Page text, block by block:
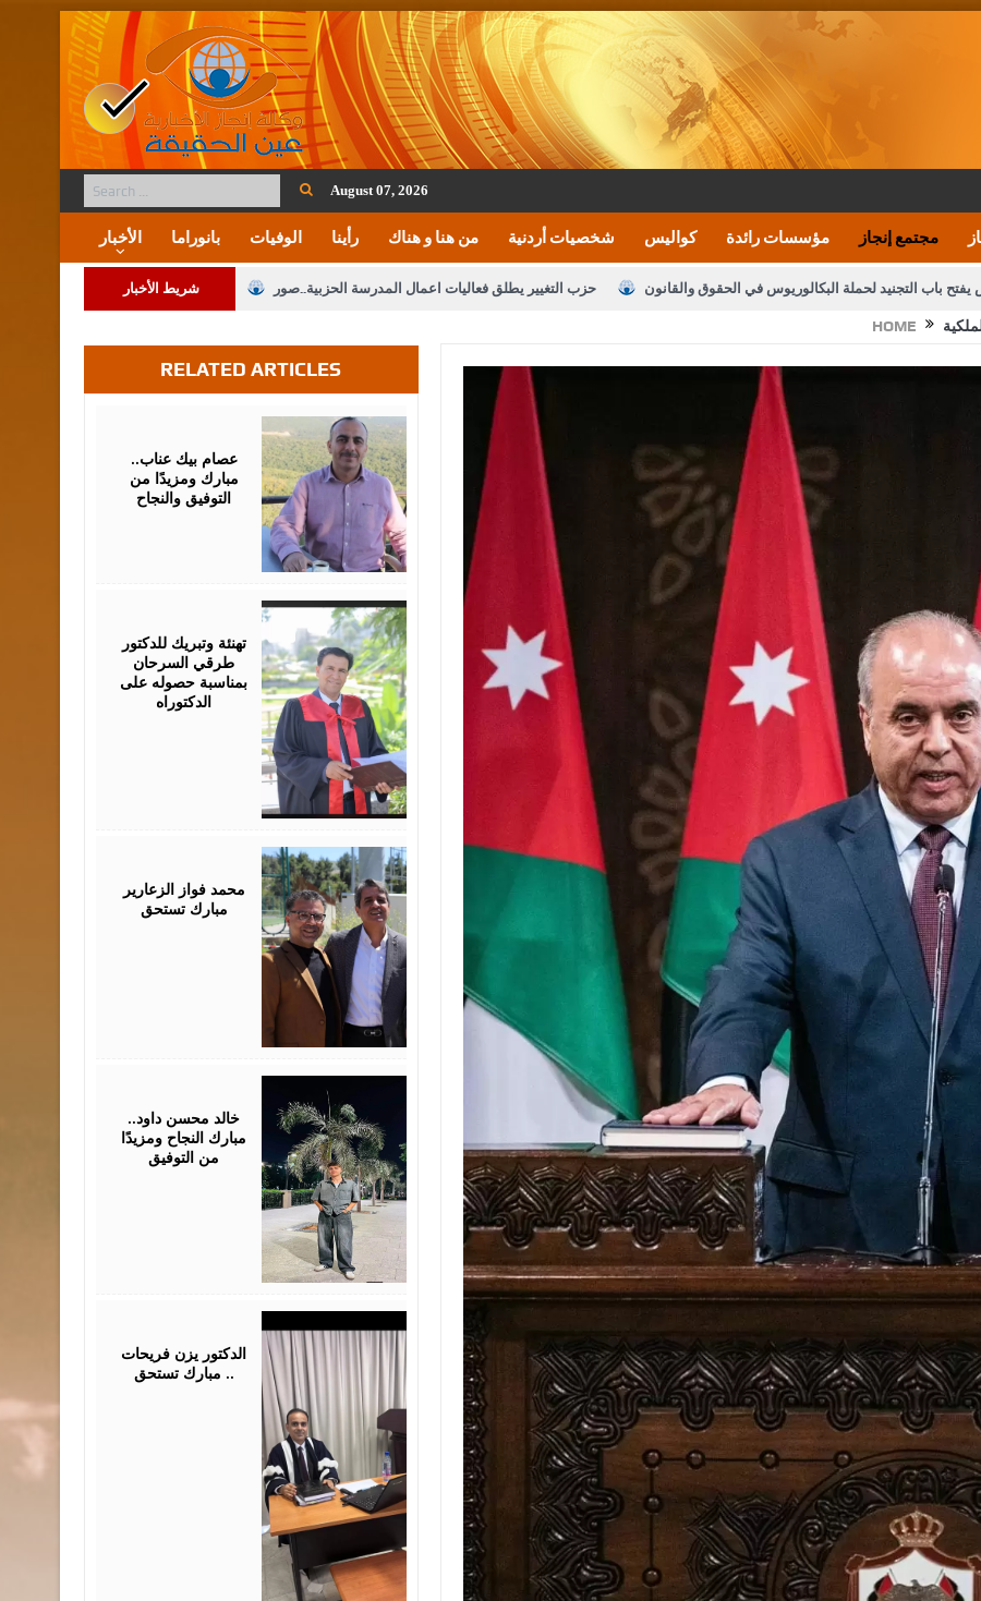
August 07, 2026
الأخبار بانوراما الوفيات رأينا من هنا و هناك شخصيات أردنية كواليس مؤسسات رائدة مجتمع إنجاز
شريط الأخبار حزب التغيير يطلق فعاليات اعمال المدرسة الحزبية..صور يفتح باب التجنيد لحملة البكالوريوس في الحقوق والقانون
النواب يقر مشروع تعديل قانون الملكية العقارية اليومية ويؤكد حرص مجلس النواب على شراكة فاعلة مع الإعلام
دعوة المكلفين بخدمة العلم (الدفعة الثالثة) إلى مراجعة منصة خدمة العلم الملك يلتقي مجموعة من رفاق السلاح
القاضي محمود أحمد فريحات.. مبارك ومزيدا من التوفيق
HOME
RELATED ARTICLES
عصام بيك عناب..
مبارك ومزيدًا من
التوفيق والنجاح
تهنئة وتبريك للدكتور
طرقي السرحان
بمناسبة حصوله على
الدكتوراه
محمد فواز الزعارير
مبارك تستحق
خالد محسن داود..
مبارك النجاح ومزيدًا
من التوفيق
الدكتور يزن فريحات
مبارك تستحق ..